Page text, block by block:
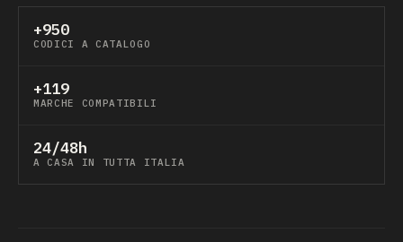
+950
CODICI A CATALOGO
+119
MARCHE COMPATIBILI
24/48h
A CASA IN TUTTA ITALIA